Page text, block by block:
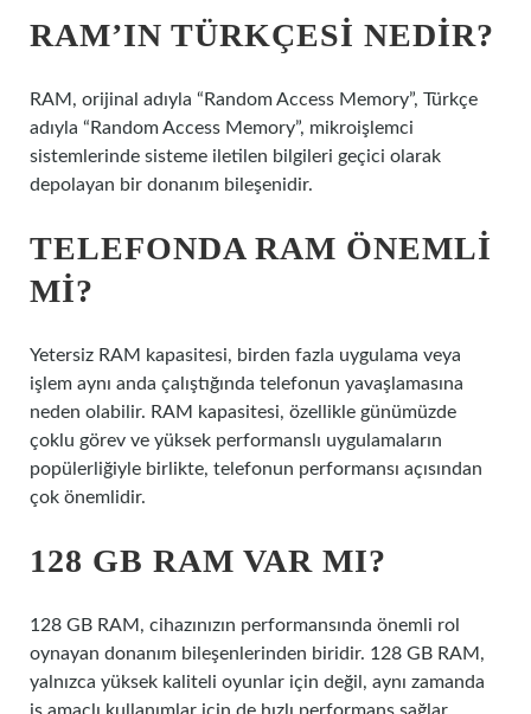
RAM’IN TÜRKÇESI NEDIR?
RAM, orijinal adıyla “Random Access Memory”, Türkçe
adıyla “Random Access Memory”, mikroişlemci
sistemlerinde sisteme iletilen bilgileri geçici olarak
depolayan bir donanım bileşenidir.
TELEFONDA RAM ÖNEMLI
MI?
Yetersiz RAM kapasitesi, birden fazla uygulama veya
işlem aynı anda çalıştığında telefonun yavaşlamasına
neden olabilir. RAM kapasitesi, özellikle günümüzde
çoklu görev ve yüksek performanslı uygulamaların
popülerliğiyle birlikte, telefonun performansı açısından
çok önemlidir.
128 GB RAM VAR MI?
128 GB RAM, cihazınızın performansında önemli rol
oynayan donanım bileşenlerinden biridir. 128 GB RAM,
yalnızca yüksek kaliteli oyunlar için değil, aynı zamanda